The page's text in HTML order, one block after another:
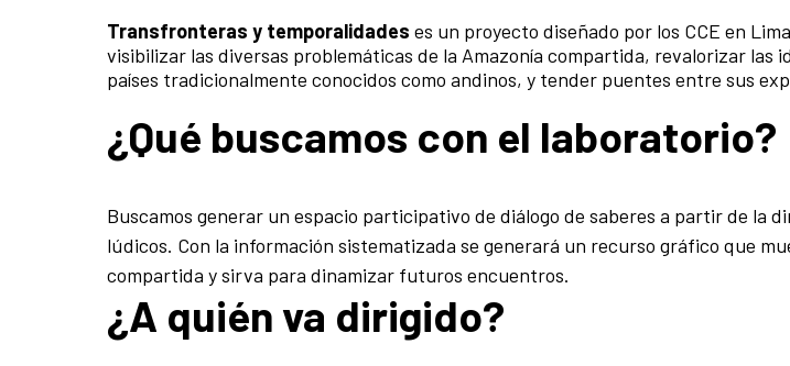
Transfronteras y temporalidades es un proyecto diseñado por los CCE en
visibilizar las diversas problemáticas de la Amazonía compartida, revalorizar las
países tradicionalmente conocidos como andinos, y tender puentes entre sus
¿Qué buscamos con el laboratorio?
Buscamos generar un espacio participativo de diálogo de saberes a partir de la
lúdicos. Con la información sistematizada se generará un recurso gráfico que
compartida y sirva para dinamizar futuros encuentros.
¿A quién va dirigido?